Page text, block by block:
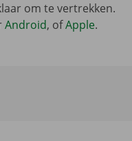
om te vertrekken.
Android, ofApple.